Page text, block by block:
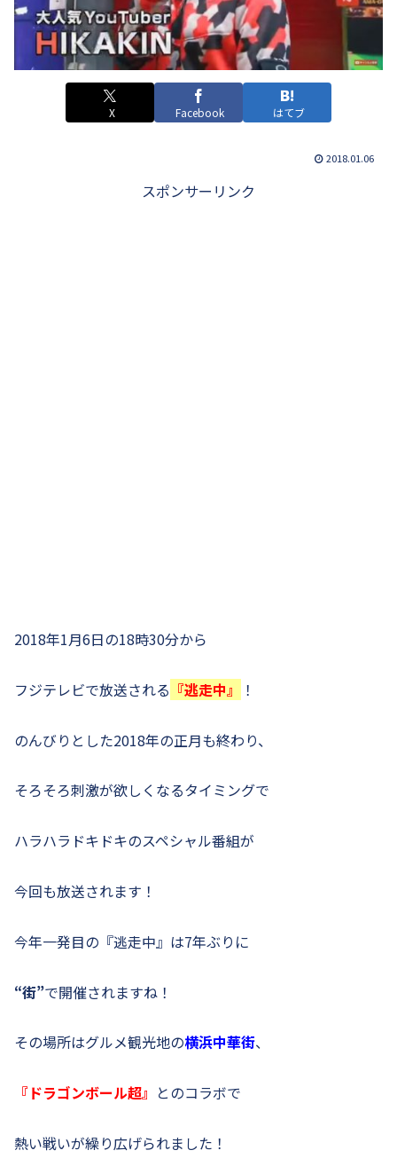
X Facebook はてブ
2018.01.06
スポンサーリンク
2018年1月6日の18時30分から
フジテレビで放送される 『逃走中』 ！
のんびりとした2018年の正月も終わり、
そろそろ刺激が欲しくなるタイミングで
ハラハラドキドキのスペシャル番組が
今回も放送されます！
今年一発目の『逃走中』は7年ぶりに
“街”で開催されますね！
その場所はグルメ観光地の横浜中華街、
『ドラゴンボール超』 とのコラボで
熱い戦いが繰り広げられました！